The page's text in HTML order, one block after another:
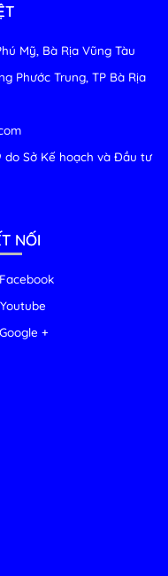
Mỹ, Bà Rịa Vũng Tàu
Phước Trung, TP Bà Rịa
do Sở Kế hoạch và Đầu tư
NỐI
Facebook
Youtube
Google +